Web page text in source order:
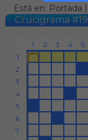
Está en: Portada |
Crucigrama #19